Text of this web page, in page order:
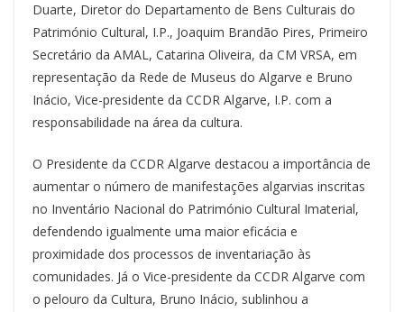
Duarte, Diretor do Departamento de Bens Culturais do
Património Cultural, I.P., Joaquim Brandão Pires, Primeiro
Secretário da AMAL, Catarina Oliveira, da CM VRSA, em
representação da Rede de Museus do Algarve e Bruno
Inácio, Vice-presidente da CCDR Algarve, I.P. com a
responsabilidade na área da cultura.
O Presidente da CCDR Algarve destacou a importância de
aumentar o número de manifestações algarvias inscritas
no Inventário Nacional do Património Cultural Imaterial,
defendendo igualmente uma maior eficácia e
proximidade dos processos de inventariação às
comunidades. Já o Vice-presidente da CCDR Algarve com
o pelouro da Cultura, Bruno Inácio, sublinhou a